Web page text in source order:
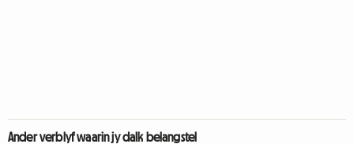
Ander verblyf waarin jy dalk belangstel